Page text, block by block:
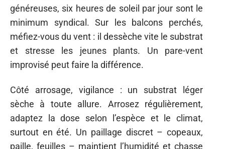
généreuses, six heures de soleil par jour sont le
minimum syndical. Sur les balcons perchés,
méfiez-vous du vent : il dessèche vite le substrat
et stresse les jeunes plants. Un pare-vent
improvisé peut faire la différence.
Côté arrosage, vigilance : un substrat léger
sèche à toute allure. Arrosez régulièrement,
adaptez la dose selon l’espèce et le climat,
surtout en été. Un paillage discret – copeaux,
paille, feuilles – maintient l’humidité et chasse